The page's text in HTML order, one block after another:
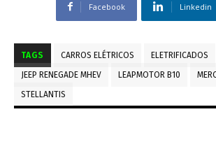
Facebook Linkedin
TAGS CARROS ELÉTRICOS ELETRIFICADOS
JEEP RENEGADE MHEV
LEAPMOTOR B10
STELLANTIS